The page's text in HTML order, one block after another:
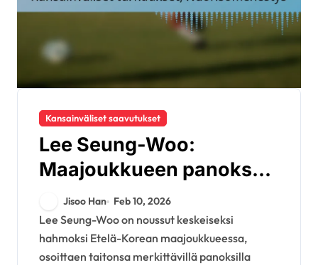
Kansainväliset saavutukset
Lee Seung-Woo:
Maajoukkueen panokset,
Kansainväliset
turnaukset,
Nuorisomenestys
Jisoo Han Feb 10, 2026
Lee Seung-Woo on noussut keskeiseksi
hahmoksi Etelä-Korean maajoukkueessa,
osoittaen taitonsa merkittävillä panoksilla